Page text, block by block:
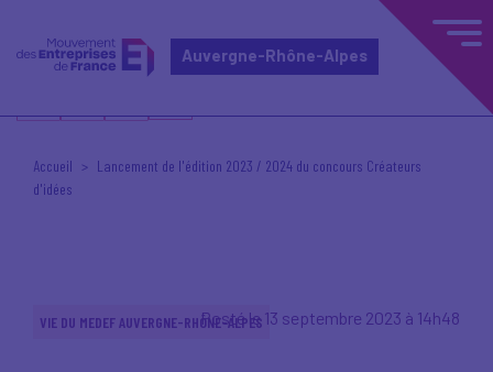
Auvergne-Rhône-Alpes
Accueil
Lancement de l'édition 2023 / 2024 du concours Créateurs
d'idées
VIE DU MEDEF AUVERGNE-RHÔNE-ALPESPosté le 13 septembre 2023 à 14h48